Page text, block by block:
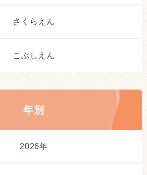
さくらえん
こぶしえん
年別
2026年